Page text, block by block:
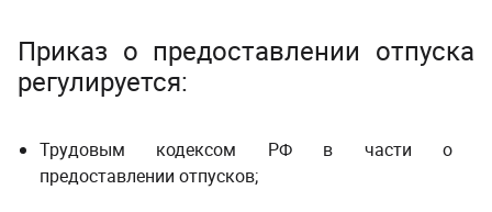
Приказ о предоставлении отпуска
регулируется:
Трудовым кодексом РФ в части о
предоставлении отпусков;